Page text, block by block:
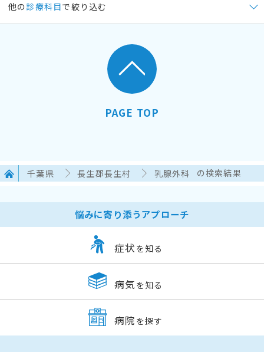
他の 診療科目で絞り込む
PAGE TOP
千葉県 長生郡長生村 乳腺外科 の検索結果
悩みに寄り添うアプローチ
症状 を知る
病気 を知る
病院 を探す